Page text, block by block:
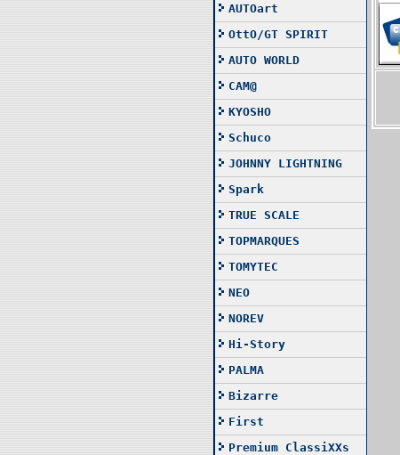
AUTOart
OttO/GT SPIRIT
AUTO WORLD
CAM@
KYOSHO
Schuco
JOHNNY LIGHTNING
Spark
TRUE SCALE
TOPMARQUES
TOMYTEC
NEO
NOREV
Hi-Story
PALMA
Bizarre
First
Premium ClassiXXs